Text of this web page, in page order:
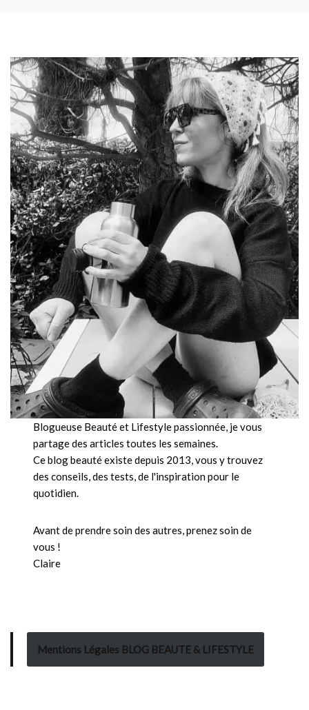
Blogueuse Beauté et Lifestyle passionnée, je vous
partage des articles toutes les semaines.
Ce blog beauté existe depuis 2013, vous y trouvez
des conseils, des tests, de l'inspiration pour le
quotidien.
Avant de prendre soin des autres, prenez soin de
vous !
Claire
Mentions Légales BLOG BEAUTE & LIFESTYLE